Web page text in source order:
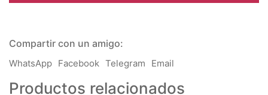
precio
unidad
Compartir con un amigo:
WhatsApp Facebook Telegram Email
Productos relacionados